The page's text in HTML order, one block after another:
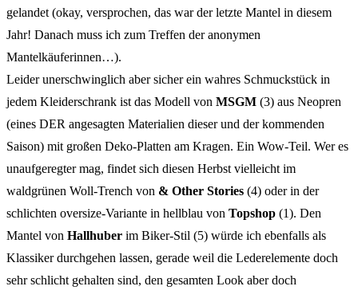
gelandet (okay, versprochen, das war der letzte Mantel in diesem
Jahr! Danach muss ich zum Treffen der anonymen
Mantelkäuferinnen…).
Leider unerschwinglich aber sicher ein wahres Schmuckstück in
jedem Kleiderschrank ist das Modell von MSGM (3) aus Neopren
(eines DER angesagten Materialien dieser und der kommenden
Saison) mit großen Deko-Platten am Kragen. Ein Wow-Teil. Wer es
unaufgeregter mag, findet sich diesen Herbst vielleicht im
waldgrünen Woll-Trench von & Other Stories (4) oder in der
schlichten oversize-Variante in hellblau von Topshop (1). Den
Mantel von Hallhuber im Biker-Stil (5) würde ich ebenfalls als
Klassiker durchgehen lassen, gerade weil die Lederelemente doch
sehr schlicht gehalten sind, den gesamten Look aber doch